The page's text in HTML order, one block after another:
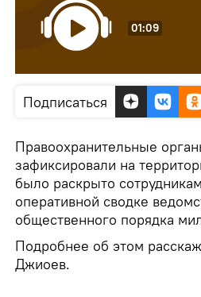
01:09
Подписаться
Правоохранительные
зафиксировали на
было раскрыто
оперативной сводке
общественного порядка
Подробнее об этом
Джиоев.